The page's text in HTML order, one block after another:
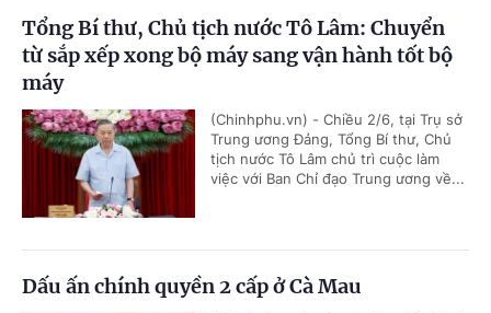
Tổng Bí thư, Chủ tịch nước Tô Lâm: Chuyển
từ sắp xếp xong bộ máy sang vận hành tốt bộ
máy
(Chinhphu.vn) - Chiều 2/6, tại Trụ sở
Trung ương Đảng, Tổng Bí thư, Chủ
tịch nước Tô Lâm chủ trì cuộc làm
việc với Ban Chỉ đạo Trung ương về...
Dấu ấn chính quyền 2 cấp ở Cà Mau